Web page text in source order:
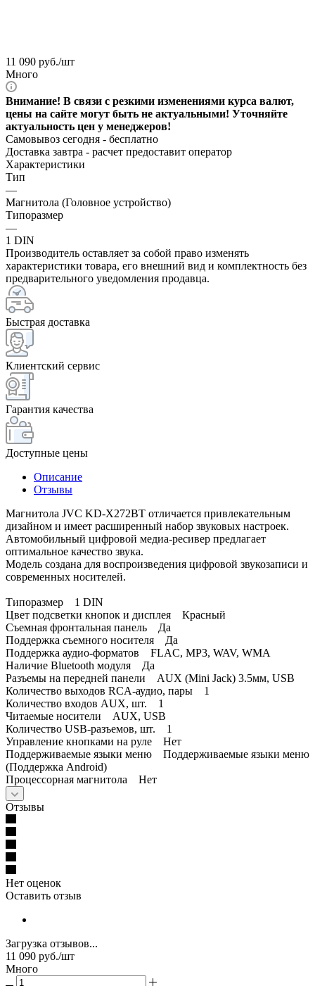
11 090 руб./шт
Много
Внимание! В связи с резкими изменениями курса валют,
цены на сайте могут быть не актуальными! Уточняйте
актуальность цен у менеджеров!
Самовывоз сегодня - бесплатно
Доставка завтра - расчет предоставит оператор
Характеристики
Тип
—
Магнитола (Головное устройство)
Типоразмер
—
1 DIN
Производитель оставляет за собой право изменять
характеристики товара, его внешний вид и комплектность без
предварительного уведомления продавца.
Быстрая доставка
Клиентский сервис
Гарантия качества
Доступные цены
Описание
Отзывы
Магнитола JVC KD-X272BT отличается привлекательным
дизайном и имеет расширенный набор звуковых настроек.
Автомобильный цифровой медиа-ресивер предлагает
оптимальное качество звука.
Модель создана для воспроизведения цифровой звукозаписи и
современных носителей.
Типоразмер 1 DIN
Цвет подсветки кнопок и дисплея Красный
Съемная фронтальная панель Да
Поддержка съемного носителя Да
Поддержка аудио-форматов FLAC, MP3, WAV, WMA
Наличие Bluetooth модуля Да
Разъемы на передней панели AUX (Mini Jack) 3.5мм, USB
Количество выходов RCA-аудио, пары 1
Количество входов AUX, шт. 1
Читаемые носители AUX, USB
Количество USB-разъемов, шт. 1
Управление кнопками на руле Нет
Поддерживаемые языки меню Поддерживаемые языки меню
(Поддержка Android)
Процессорная магнитола Нет
Отзывы
Нет оценок
Оставить отзыв
Загрузка отзывов...
11 090 руб./шт
Много